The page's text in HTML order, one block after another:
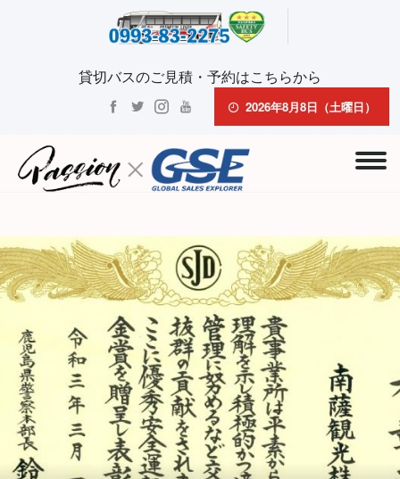
貸切バスのご見積・予約はこちらから
2026年8月8日（土曜日）